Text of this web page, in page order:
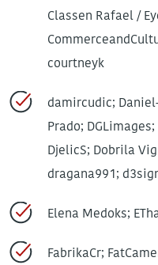
Classen Rafael /
courtneyk
damircudic;
Prado;
DjelicS; Dobrila
dragana991;
Elena Medoks;
FabrikaCr;